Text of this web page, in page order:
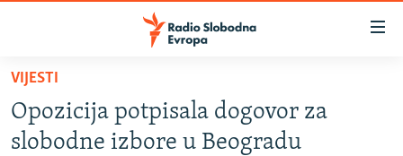
Pređite
glavni
sadržaj
BOSNA I HERCEGOVINA
VIJESTI
Opozicija potpisala dogovor za
slobodne izbore u Beogradu